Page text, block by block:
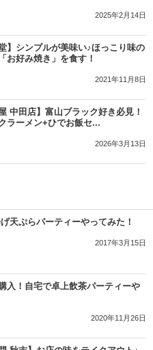
2025年2月14日
】シンプルが美味い♪ほっこり味の
お好み焼き」を食す！
2021年11月8日
中田店】富山ブラック好き必見！
ラーメン+ひでお飯セ...
2026年3月13日
天ぷらパーティーやってみた！
2017年3月15日
入！自宅で卓上飲茶パーティーや
2020年11月26日